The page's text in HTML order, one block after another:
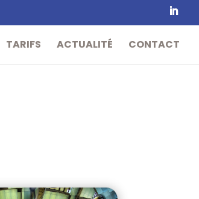
TARIFS ACTUALITÉ CONTACT